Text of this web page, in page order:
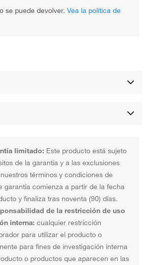
se puede devolver.Vea la política de
limitado: Este producto está sujeto
de la garantía y a las exclusiones
términos y condiciones de
garantía comienza a partir de la fecha
y finaliza tras noventa (90) días.
de la restricción de uso
interna: cualquier restricción
para utilizar el producto o
para fines de investigación interna
o productos que aparecen en las